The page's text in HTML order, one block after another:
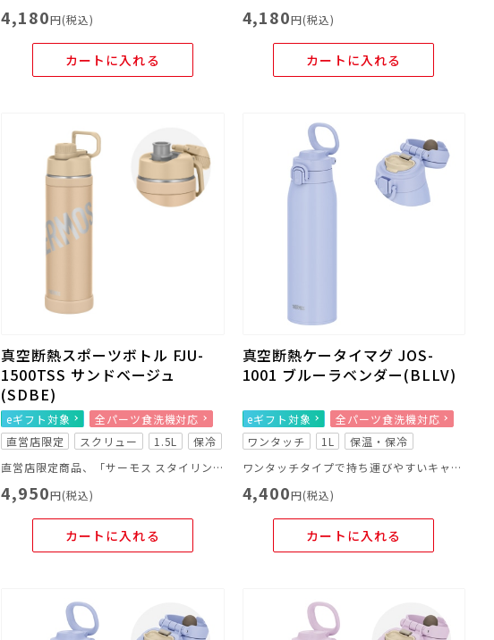
4,180円(税込)
カートに入れる
4,180円(税込)
カートに入れる
真空断熱スポーツボトル FJU-
1500TSS サンドベージュ
(SDBE)
eギフト対象
全パーツ食洗機対応
直営店限定
スクリュー 1.5L
保冷
直営店限定商品、「サーモス スタイリングシリーズ LOGO」
4,950円(税込)
カートに入れる
真空断熱ケータイマグ JOS-
1001 ブルーラベンダー(BLLV)
eギフト対象
全パーツ食洗機対応
ワンタッチ
1L
保温・保冷
ワンタッチタイプで持ち運びやすいキャリーループ付きのマグ
4,400円(税込)
カートに入れる